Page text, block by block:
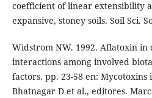
coefficient of linear extensibility
expansive, stoney soils. Soil Sci.
Widstrom NW. 1992. Aflatoxin in
interactions among involved
factors. pp. 23-58 en: Mycotoxins
Bhatnagar D et al., editores.